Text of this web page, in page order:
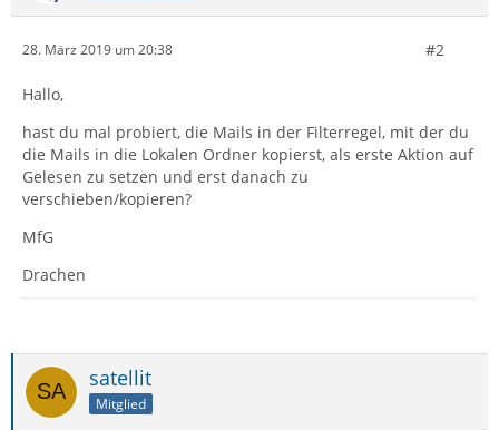
28. März 2019 um 20:38 #2
Hallo,
hast du mal probiert, die Mails in der Filterregel, mit der du
die Mails in die Lokalen Ordner kopierst, als erste Aktion auf
Gelesen zu setzen und erst danach zu
verschieben/kopieren?
MfG
Drachen
satellit
Mitglied